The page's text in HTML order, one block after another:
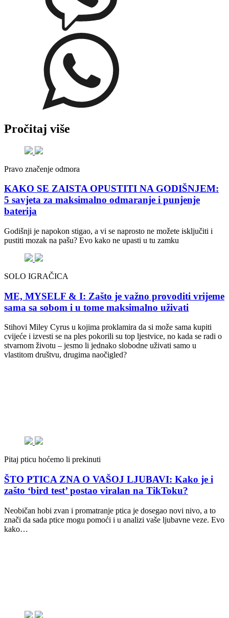
Pročitaj više
Pravo značenje odmora
KAKO SE ZAISTA OPUSTITI NA GODIŠNJEM:
5 savjeta za maksimalno odmaranje i punjenje
baterija
Godišnji je napokon stigao, a vi se naprosto ne možete isključiti i
pustiti mozak na pašu? Evo kako ne upasti u tu zamku
SOLO IGRAČICA
ME, MYSELF & I: Zašto je važno provoditi vrijeme
sama sa sobom i u tome maksimalno uživati
Stihovi Miley Cyrus u kojima proklamira da si može sama kupiti
cvijeće i izvesti se na ples pokorili su top ljestvice, no kada se radi o
stvarnom životu – jesmo li jednako slobodne uživati samo u
vlastitom društvu, drugima naočigled?
Pitaj pticu hoćemo li prekinuti
ŠTO PTICA ZNA O VAŠOJ LJUBAVI: Kako je i
zašto ‘bird test’ postao viralan na TikToku?
Neobičan hobi zvan i promatranje ptica je dosegao novi nivo, a to
znači da sada ptice mogu pomoći i u analizi vaše ljubavne veze. Evo
kako…